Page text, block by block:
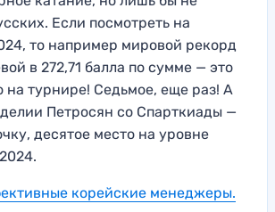
Если посмотреть на
то например мировой рекорд
в 272,71 балла по сумме — это
на турнире! Седьмое, еще раз! А
Петросян со Спарткиады —
десятое место на уровне
корейские менеджеры.